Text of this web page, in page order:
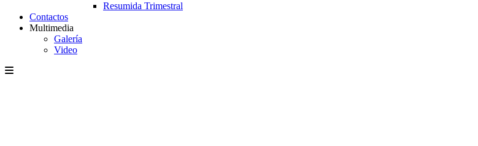
Resumida Trimestral
Contactos
Multimedia
Galería
Video